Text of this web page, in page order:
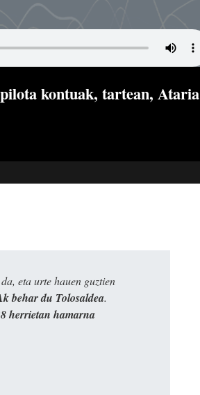
kontuak, tartean, Ataria
eta urte hauen guztien
behar du Tolosaldea.
herrietan hamarna